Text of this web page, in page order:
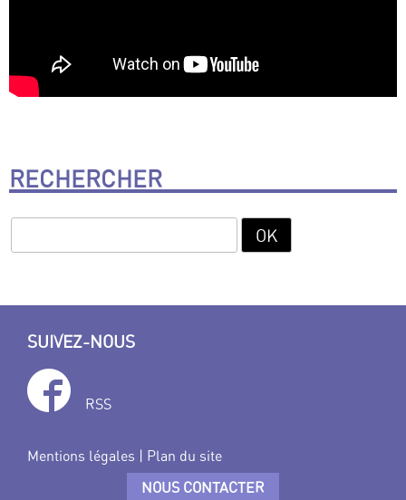
RECHERCHER
SUIVEZ-NOUS
RSS
Mentions légales | Plan du site
NOUS CONTACTER